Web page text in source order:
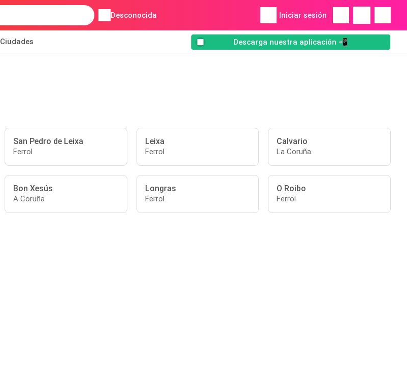
Desconocida Iniciar sesión
Ciudades Descarga nuestra aplicación 📲
San Pedro de Leixa
Ferrol
Leixa
Ferrol
Calvario
La Coruña
Bon Xesús
A Coruña
Longras
Ferrol
O Roibo
Ferrol